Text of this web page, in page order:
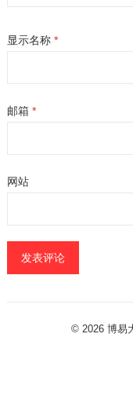
显示名称 *
邮箱 *
网站
© 2026 博易